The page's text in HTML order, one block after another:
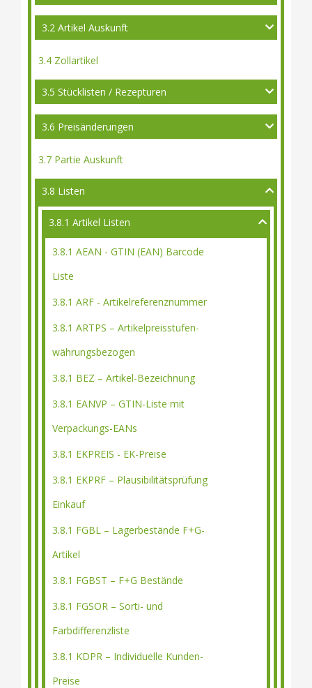
3.2 Artikel Auskunft
3.4 Zollartikel
3.5 Stücklisten / Rezepturen
3.6 Preisänderungen
3.7 Partie Auskunft
3.8 Listen
3.8.1 Artikel Listen
3.8.1 AEAN - GTIN (EAN) Barcode
Liste
3.8.1 ARF - Artikelreferenznummer
3.8.1 ARTPS – Artikelpreisstufen-
währungsbezogen
3.8.1 BEZ – Artikel-Bezeichnung
3.8.1 EANVP – GTIN-Liste mit
Verpackungs-EANs
3.8.1 EKPREIS - EK-Preise
3.8.1 EKPRF – Plausibilitätsprüfung
Einkauf
3.8.1 FGBL – Lagerbestände F+G-
Artikel
3.8.1 FGBST – F+G Bestände
3.8.1 FGSOR – Sorti- und
Farbdifferenzliste
3.8.1 KDPR – Individuelle Kunden-
Preise